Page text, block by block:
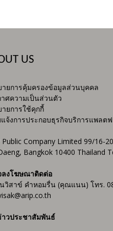
US
ยการคุ้มครองข้อมูลส่วนบุคคล
ศความเป็นส่วนตัว
ยการใช้คุกกี้
จ้งการประกอบธุรกิจบริการแพลต
Public Company Limited 99/16-
Bangkok 10400 Thailand
ลงโฆษณาติดต่อ
วิสาข์ คำหอมรื่น (คุณแนน) โทร.
าวประชาสัมพันธ์